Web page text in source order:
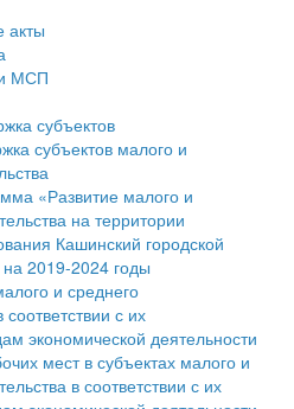
области
муниципального округа
ранее учтенных
субъектов малого и
субъектов малого и
акты
МСП
субъектов
субъектов малого и
«Развитие малого и
на территории
Кашинский городской
на 2019-2024 годы
и среднего
с их
экономической деятельности
мест в субъектах малого и
в соответствии с их